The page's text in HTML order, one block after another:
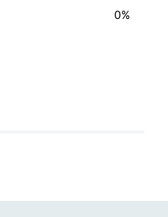
0%